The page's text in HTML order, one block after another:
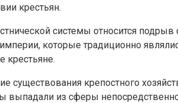
крестьян.
системы относится
которые традиционно
крестьяне.
существования крепостного
из сферы